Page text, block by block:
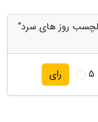
روز های سرد"
5 رای